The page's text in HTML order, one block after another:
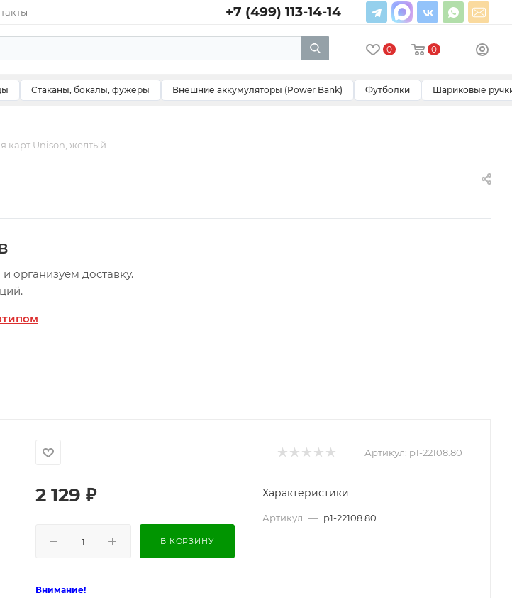
+7 (499) 113-14-14
0 0
Стаканы, бокалы, фужеры Внешние аккумуляторы (Power Bank) Футболки Шариковые
карт Unison, желтый
организуем доставку.
Артикул: p1-22108.80
2 129 ₽
В КОРЗИНУ
Характеристики
Артикул — p1-22108.80
Внимание!